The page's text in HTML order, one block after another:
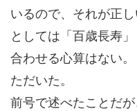
いるので、それが正
としては「百歳長寿
合わせる心算はない
ただいた。
前号で述べたことだ